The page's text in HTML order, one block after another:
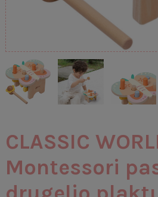
CLASSIC
Montessori